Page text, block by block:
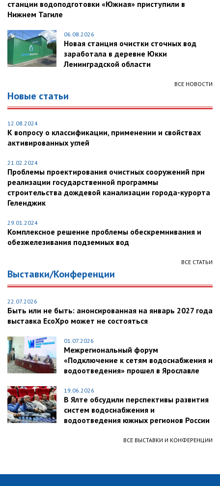
станции водоподготовки «Южная» приступили в
Нижнем Тагиле
06.08.2026
Новая станция очистки сточных вод
заработала в деревне Юкки
Ленинградской области
ВСЕ НОВОСТИ
Новые статьи
12.08.2024
К вопросу о классификации, применении и свойствах
активированных углей
21.02.2024
Проблемы проектирования очистных сооружений при
реализации государственной программы
строительства дождевой канализации города-курорта
Геленджик
29.01.2024
Комплексное решение проблемы обескремнивания и
обезжелезивания подземных вод
ВСЕ СТАТЬИ
Выставки/Конференции
22.07.2026
Быть или не быть: анонсированная на январь 2027 года
выставка EcoXpo может не состояться
01.07.2026
Межрегиональный форум
«Подключение к сетям водоснабжения и
водоотведения» прошел в Ярославле
19.06.2026
В Ялте обсудили перспективы развития
систем водоснабжения и
водоотведения южных регионов России
ВСЕ ВЫСТАВКИ И КОНФЕРЕНЦИИ